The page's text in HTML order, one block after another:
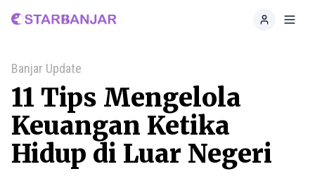
Home
Banjar Update
11 Tips Mengelola
Keuangan Ketika
Hidup di Luar Negeri